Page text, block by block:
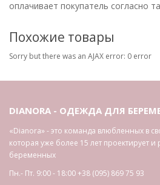
оплачивает покупатель согласно
Похожие товары
Sorry but there was an AJAX error: 0 error
DIANORA - ОДЕЖДА ДЛЯ
«Dianora» - это команда влюбленных в
которая уже более 15 лет проектирует и
беременных
Пн.- Пт. 9:00 - 18:00+38 (095) 869 75 93